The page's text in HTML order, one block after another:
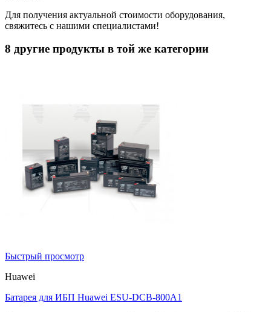
Для получения актуальной стоимости оборудования,
свяжитесь с нашими специалистами!
8 другие продукты в той же категории
Быстрый просмотр
Huawei
Батарея для ИБП Huawei ESU-DCB-800A1